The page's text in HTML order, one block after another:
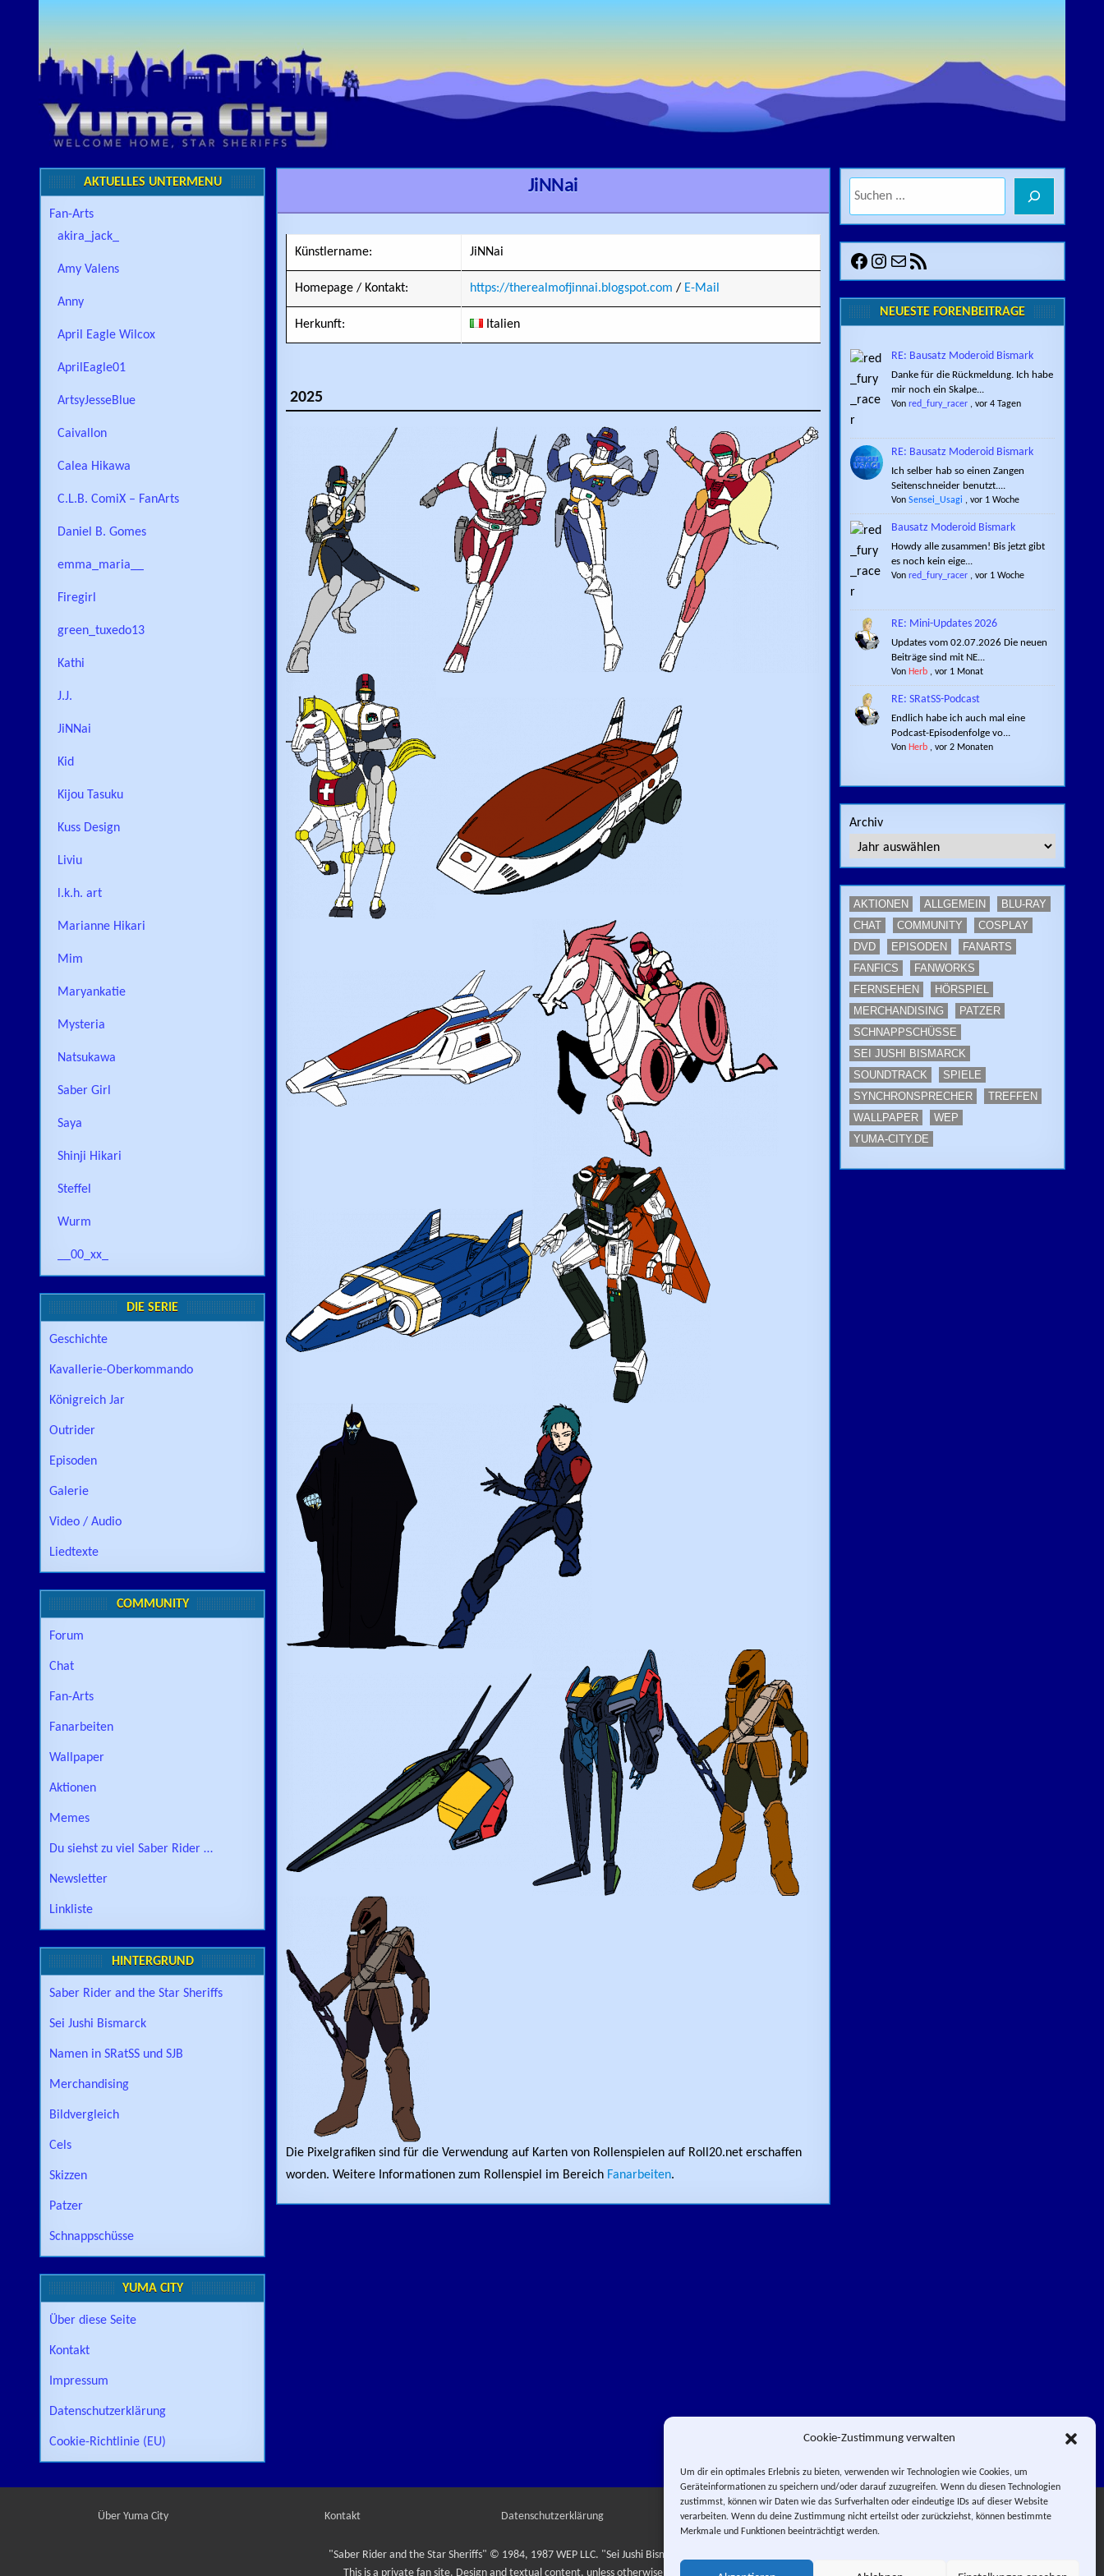
Cookie-Zustimmung verwalten
Um dir ein optimales Erlebnis zu bieten, verwenden wir Technologien wie Cookies, um
Geräteinformationen zu speichern und/oder darauf zuzugreifen. Wenn du diesen Technologien
zustimmst, können wir Daten wie das Surfverhalten oder eindeutige IDs auf dieser Website
verarbeiten. Wenn du deine Zustimmung nicht erteilst oder zurückziehst, können bestimmte
Merkmale und Funktionen beeinträchtigt werden.
JiNNai
Künstlername: JiNNai
Homepage / Kontakt: https://therealmofjinnai.blogspot.com / E-Mail
Herkunft: Italien
2025
Die Pixelgrafiken sind für die Verwendung auf Karten von Rollenspielen auf Roll20.net erschaffen
worden. Weitere Informationen zum Rollenspiel im Bereich Fanarbeiten.
AKTUELLES UNTERMENÜ
Fan-Arts
akira_jack_
Amy Valens
Anny
April Eagle Wilcox
AprilEagle01
ArtsyJesseBlue
Caivallon
Calea Hikawa
C.L.B. ComiX – FanArts
Daniel B. Gomes
emma_maria__
Firegirl
green_tuxedo13
Kathi
J.J.
JiNNai
Kid
Kijou Tasuku
Kuss Design
Liviu
l.k.h. art
Marianne Hikari
Mim
Maryankatie
Mysteria
Natsukawa
Saber Girl
Saya
Shinji Hikari
Steffel
Wurm
__00_xx_
DIE SERIE
Geschichte
Kavallerie-Oberkommando
Königreich Jar
Outrider
Episoden
Galerie
Video / Audio
Liedtexte
COMMUNITY
Forum
Chat
Fan-Arts
Fanarbeiten
Wallpaper
Aktionen
Memes
Du siehst zu viel Saber Rider …
Newsletter
Linkliste
HINTERGRUND
Saber Rider and the Star Sheriffs
Sei Jushi Bismarck
Namen in SRatSS und SJB
Merchandising
Bildvergleich
Cels
Skizzen
Patzer
Schnappschüsse
YUMA CITY
Über diese Seite
Kontakt
Impressum
Datenschutzerklärung
Cookie-Richtlinie (EU)
Facebook
Instagram
E-MailRSS-Feed
NEUESTE FORENBEITRÄGE
RE: Bausatz Moderoid Bismark
Danke für die Rückmeldung. Ich habe
mir noch ein Skalpe...
Von red_fury_racer, vor 4 Tagen
RE: Bausatz Moderoid Bismark
Ich selber hab so einen Zangen
Seitenschneider benutzt....
Von Sensei_Usagi , vor 1 Woche
Bausatz Moderoid Bismark
Howdy alle zusammen! Bis jetzt gibt
es noch kein eige...
Von red_fury_racer, vor 1 Woche
RE: Mini-Updates 2026
Updates vom 02.07.2026 Die neuen
Beiträge sind mit NE...
Von Herb, vor 1 Monat
RE: SRatSS-Podcast
Endlich habe ich auch mal eine
Podcast-Episodenfolge vo...
Von Herb, vor 2 Monaten
Archiv
AKTIONEN ALLGEMEIN
BLU-RAY
CHAT
COMMUNITY
COSPLAY
DVD
EPISODEN
FANARTS
FANFICS
FANWORKS
FERNSEHEN
HÖRSPIEL
MERCHANDISING
PATZER
SCHNAPPSCHÜSSE
SEI JUSHI BISMARCK
SOUNDTRACK
SPIELE
SYNCHRONSPRECHER
TREFFEN
WALLPAPER
WEP
YUMA-CITY.DE
Über Yuma City Kontakt Datenschutzerklärung Impressum Facebook
Instagram
E-Mail
RSS-Feed
"Saber Rider and the Star Sheriffs" © 1984, 1987 WEP LLC. "Sei Jushi Bismarck" © 1984 PIERROT.
This is a private fan site. Design and textual content, unless otherwise stated, © Yuma City.